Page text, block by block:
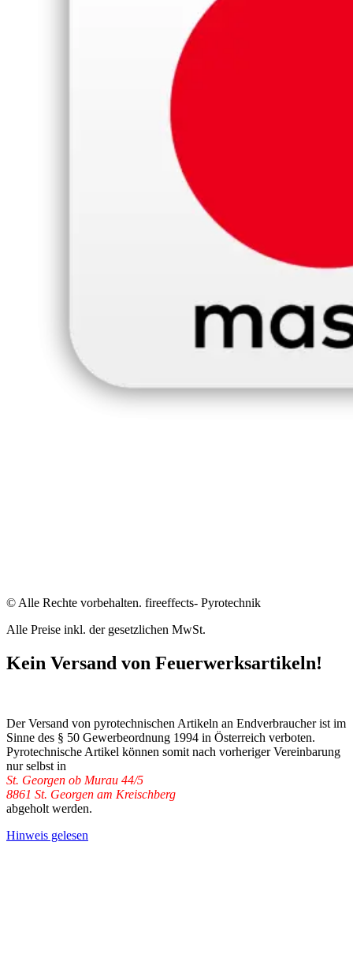
© Alle Rechte vorbehalten. fireeffects- Pyrotechnik
Alle Preise inkl. der gesetzlichen MwSt.
Kein Versand von Feuerwerksartikeln!
Der Versand von pyrotechnischen Artikeln an Endverbraucher ist im
Sinne des § 50 Gewerbeordnung 1994 in Österreich verboten.
Pyrotechnische Artikel können somit nach vorheriger Vereinbarung
nur selbst in
St. Georgen ob Murau 44/5
8861 St. Georgen am Kreischberg
abgeholt werden.
Hinweis gelesen